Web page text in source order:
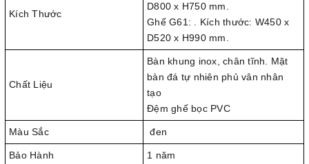
Kích Thước
D800 x H750 mm.
Ghế G61: . Kích thước: W450 x
D520 x H990 mm.
Chất Liệu
Bàn khung inox, chân tĩnh. Mặt
bàn đá tự nhiên phủ vân nhân
tạo
Đệm ghế bọc PVC
Màu Sắc đen
Bảo Hành 1 năm